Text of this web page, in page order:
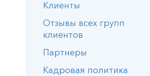
Клиенты
Отзывы всех групп
клиентов
Партнеры
Кадровая политика